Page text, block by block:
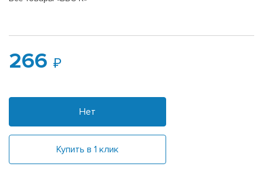
266
Нет
Купить в 1 клик